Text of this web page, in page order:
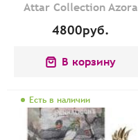
Attar Collection Azora
4800руб.
В корзину
Есть в наличии